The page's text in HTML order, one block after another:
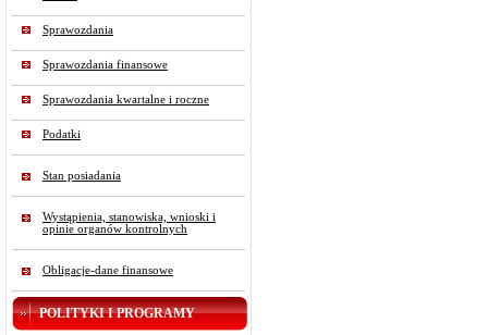
Sprawozdania
Sprawozdania finansowe
Sprawozdania kwartalne i roczne
Podatki
Stan posiadania
Wystąpienia, stanowiska, wnioski i
opinie organów kontrolnych
Obligacje-dane finansowe
POLITYKI I PROGRAMY